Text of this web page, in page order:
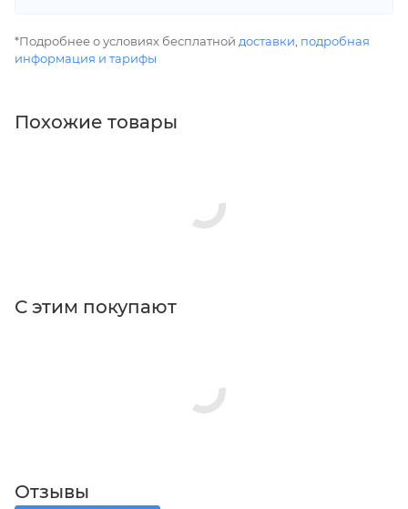
*Подробнее о условиях бесплатной доставки подробная
информация и тарифы
Похожие товары
С этим покупают
Отзывы